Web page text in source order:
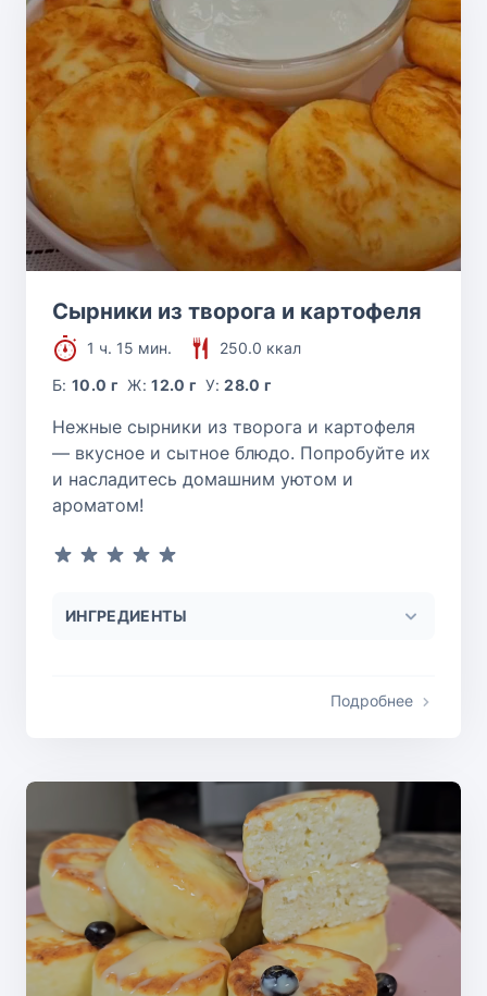
Сырники из творога и картофеля
1 ч. 15 мин.
250.0 ккал
Б:10.0 г Ж:12.0 г У:28.0 г
Нежные сырники из творога и картофеля
— вкусное и сытное блюдо. Попробуйте их
и насладитесь домашним уютом и
ароматом!
ИНГРЕДИЕНТЫ
Подробнее